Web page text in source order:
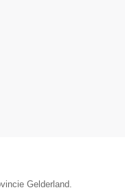
Gelderland.